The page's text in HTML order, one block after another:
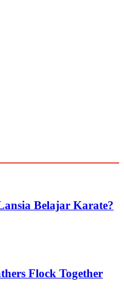
Belajar Karate?
Flock Together